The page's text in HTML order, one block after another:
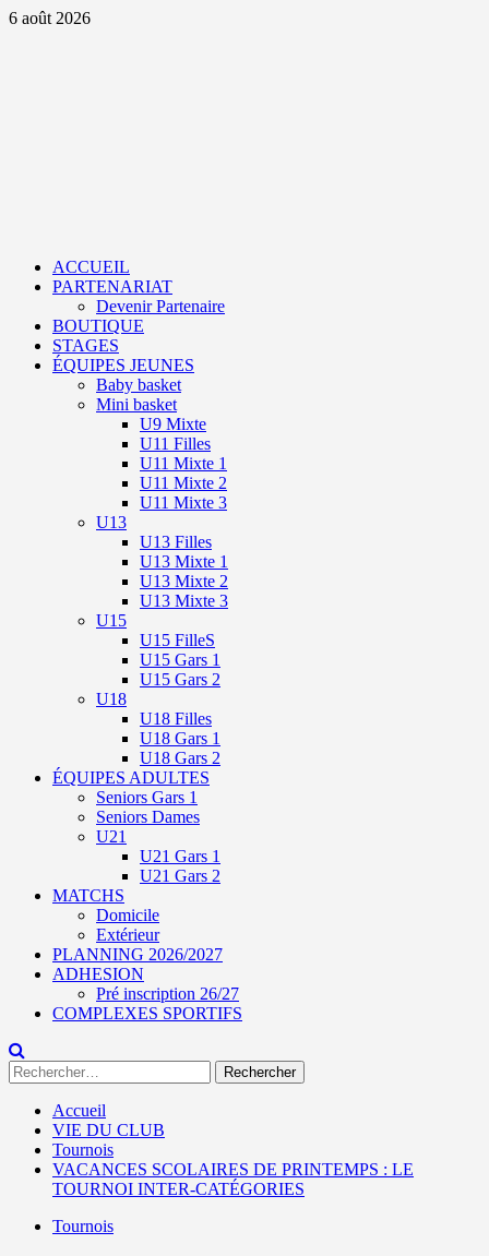
Aller
6 août 2026
ACCUEIL
PARTENARIAT
Devenir Partenaire
BOUTIQUE
STAGES
ÉQUIPES JEUNES
Baby basket
Mini basket
U9 Mixte
U11 Filles
U11 Mixte 1
U11 Mixte 2
U11 Mixte 3
U13
U13 Filles
U13 Mixte 1
U13 Mixte 2
U13 Mixte 3
U15
U15 FilleS
U15 Gars 1
U15 Gars 2
U18
U18 Filles
U18 Gars 1
U18 Gars 2
ÉQUIPES ADULTES
Seniors Gars 1
Seniors Dames
U21
U21 Gars 1
U21 Gars 2
MATCHS
Domicile
Extérieur
PLANNING 2026/2027
ADHESION
Pré inscription 26/27
COMPLEXES SPORTIFS
Rechercher :
Accueil
VIE DU CLUB
Tournois
VACANCES SCOLAIRES DE PRINTEMPS : LE
TOURNOI INTER-CATÉGORIES
Tournois